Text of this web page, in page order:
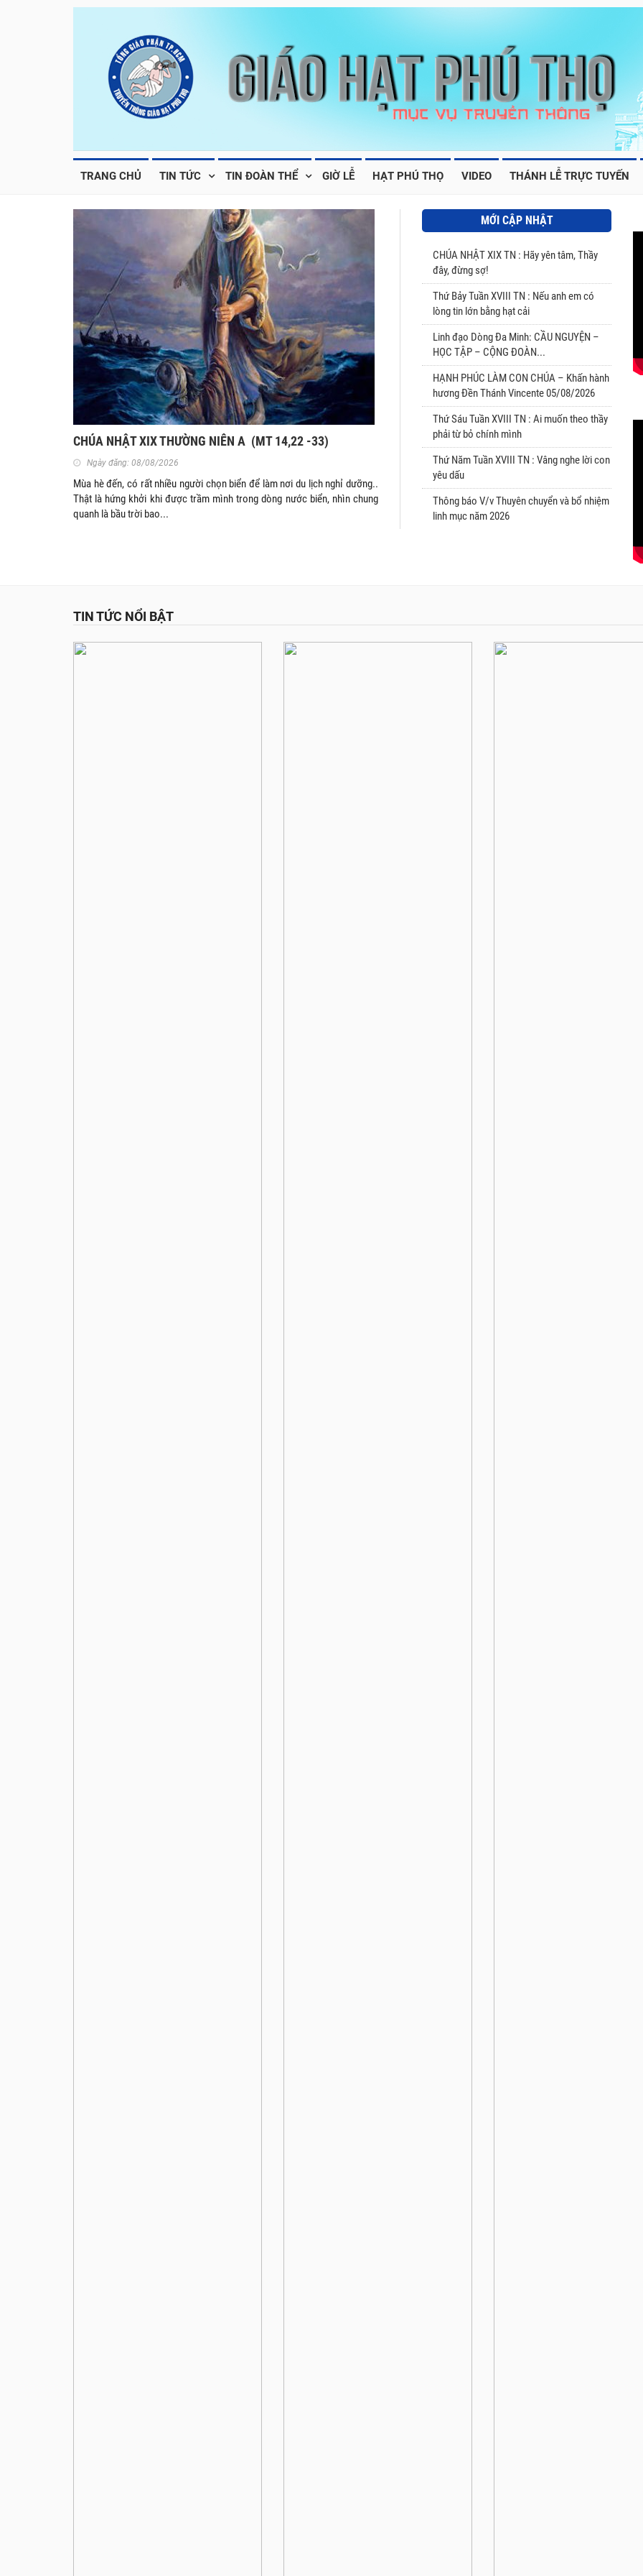
TRANG CHỦ TIN TỨC TIN ĐOÀN THỂ GIỜ LỄ HẠT PHÚ THỌ VIDEO THÁNH LỄ TRỰC TUYẾN
CHÚA NHẬT XIX THƯỜNG NIÊN A (MT 14,22 -33)
Ngày đăng: 08/08/2026
Mùa hè đến, có rất nhiều người chọn biển để làm nơi du lịch nghỉ dưỡng..
Thật là hứng khởi khi được trầm mình trong dòng nước biển, nhìn chung
quanh là bầu trời bao...
MỚI CẬP NHẬT
CHÚA NHẬT XIX TN : Hãy yên tâm, Thầy
đây, đừng sợ!
Thứ Bảy Tuần XVIII TN : Nếu anh em có
lòng tin lớn bằng hạt cải
Linh đạo Dòng Đa Minh: CẦU NGUYỆN –
HỌC TẬP – CỘNG ĐOÀN...
HẠNH PHÚC LÀM CON CHÚA – Khấn hành
hương Đền Thánh Vincente 05/08/2026
Thứ Sáu Tuần XVIII TN : Ai muốn theo thầy
phải từ bỏ chính mình
Thứ Năm Tuần XVIII TN : Vâng nghe lời con
yêu dấu
Thông báo V/v Thuyên chuyển và bổ nhiệm
linh mục năm 2026
TIN TỨC NỔI BẬT